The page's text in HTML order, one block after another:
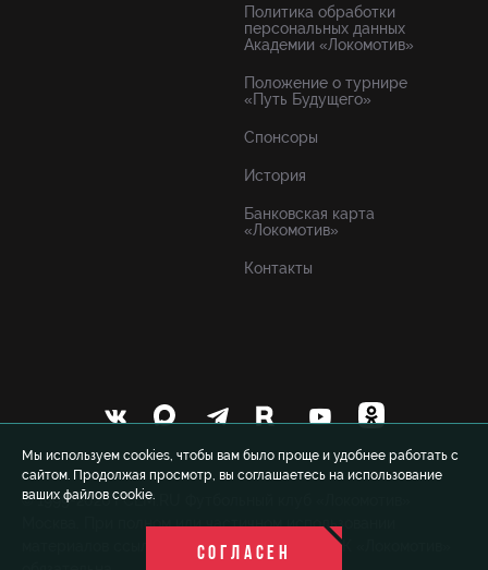
Мы используем cookies, чтобы вам было проще и удобнее работать с
сайтом. Продолжая просмотр, вы соглашаетесь на использование
ваших файлов cookie.
СОГЛАСЕН
Политика обработки
персональных данных
Академии «Локомотив»
Положение о турнире
«Путь Будущего»
Спонсоры
История
Банковская карта
«Локомотив»
Контакты
© 1999-2026 FCLM.RU Футбольный клуб «Локомотив»
Москва. При полном или частичном использовании
материалов ссылка на официальный сайт ФК «Локомотив»